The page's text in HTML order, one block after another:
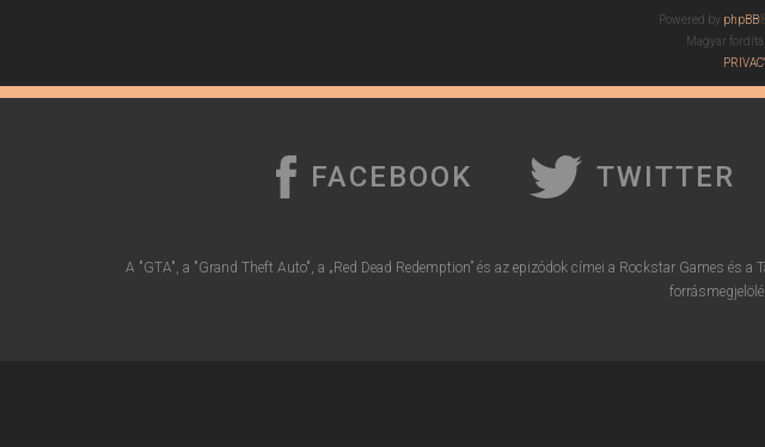
Powered by phpBB
Magyar
FACEBOOK TWITTER
A "GTA", a "Grand Theft Auto", a „Red Dead Redemption” és az epizódok címei a Rockstar Games